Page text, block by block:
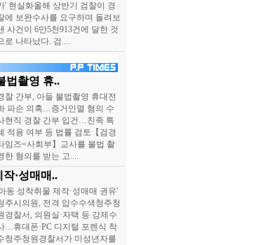
' 현실화올해 상반기 검찰이 경
에 보완수사를 요구하며 돌려보
사건이 6만5천913건에 달한 것
로 나타났다. 검....
법촬영 휴..
찰 간부, 아들 불법촬영 휴대전
파손 의혹…증거인멸 혐의 수
현직 경찰 간부 입건…친족 특
적용 여부 등 법률 검토【검경
임즈=사회부】교사를 불법 촬
한 혐의를 받는 고....
·성매매..
동 성착취물 제작·성매매 권유'
주시의원, 전격 압수수색청주청
경찰서, 의원실·자택 등 강제수
…휴대폰·PC 디지털 포렌식 착
청주청원경찰서가 미성년자를